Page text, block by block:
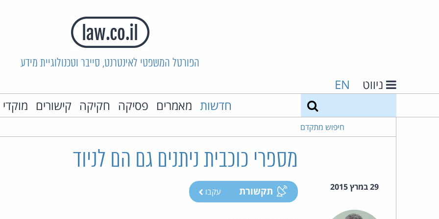
הפורטל המשפטי לאינטרנט, סייבר וטכנולוגיית מידע
ניווט EN
חדשות מאמרים פסיקה חקיקה קישורים
חיפוש מתקדם
מספרי כוכבית ניתנים גם הם לניוד
29 במרץ 2015 תקשורת עקבו